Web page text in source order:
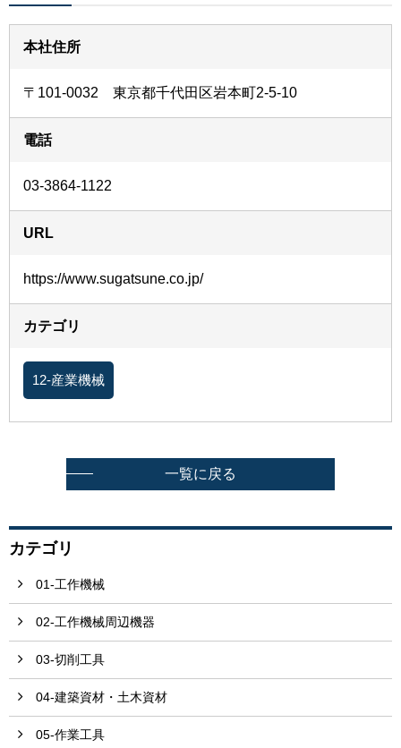
カテゴリ
01-工作機械
02-工作機械周辺機器
03-切削工具
04-建築資材・土木資材
05-作業工具
本社住所
〒101-0032 東京都千代田区岩本町2-5-10
電話
03-3864-1122
URL
https://www.sugatsune.co.jp/
カテゴリ
12-産業機械
一覧に戻る